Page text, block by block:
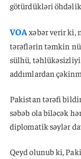
götürdükləri
VOAxəbər verir ki,
tərəflərin təmkin
sülhü,
addımlardan
Pakistan tərəfi
səbəb ola biləcək
diplomatik səylər
Qeyd olunub ki,